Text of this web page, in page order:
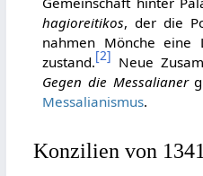
hagioreitikos, der die
nahmen Mönche eine
zustand.[2] Neue
Gegen die Messalianer
Messalianismus.
Konzilien von